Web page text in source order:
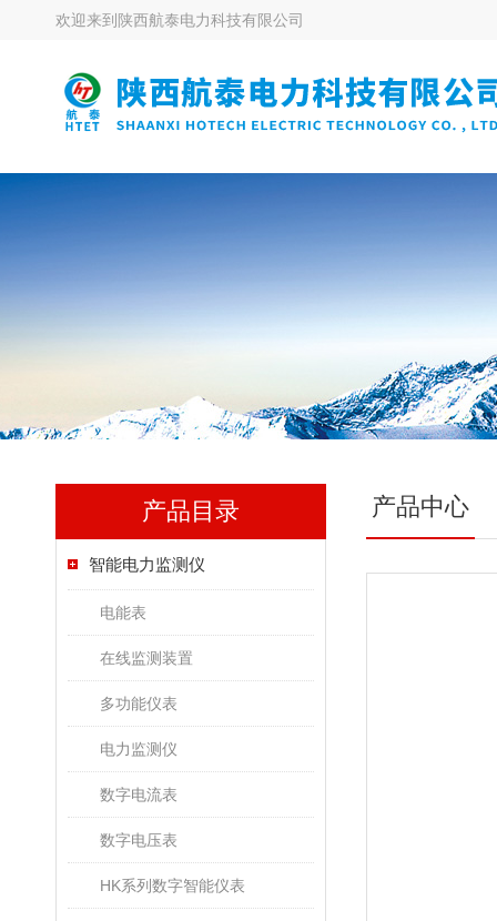
欢迎来到 陕西航泰电力科技有限公司
产品目录
智能电力监测仪
电能表
在线监测装置
多功能仪表
电力监测仪
数字电流表
数字电压表
HK系列数字智能仪表
产品中心